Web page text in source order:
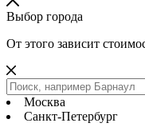
Выбор города
От этого зависит
Москва
Санкт-Петербург